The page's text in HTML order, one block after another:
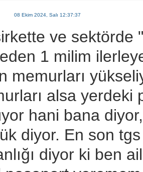
08 Ekim 2024, Salı 12:37:37
ve sektörde
1 milim
memurları
alsa
hani bana
diyor. En son
diyor ki ben